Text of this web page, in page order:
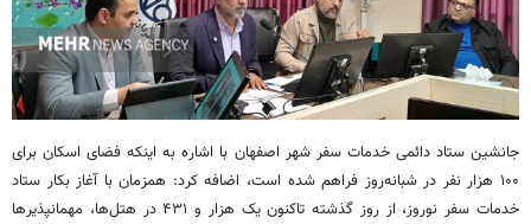
جانشین ستاد دائمی خدمات سفر شهر اصفهان با اشاره به اینکه فضای اسکان برای
۱۰۰ هزار نفر در شبانه‌روز فراهم شده است، اضافه کرد: همزمان با آغاز
بکار ستاد
خدمات سفر نوروز، از روز گذشته تاکنون یک هزار و ۴۳۱ در هتل‌ها،
مهمانپذیرها